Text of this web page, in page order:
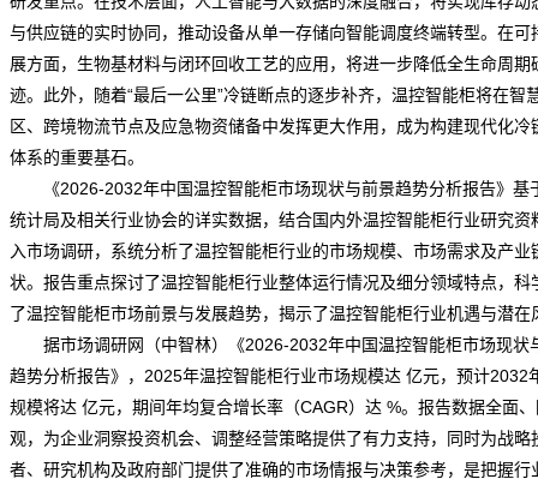
与供应链的实时协同，推动设备从单一存储向智能调度终端转型。在可
展方面，生物基材料与闭环回收工艺的应用，将进一步降低全生命周期
迹。此外，随着“最后一公里”冷链断点的逐步补齐，温控智能柜将在智
区、跨境物流节点及应急物资储备中发挥更大作用，成为构建现代化冷
体系的重要基石。
《2026-2032年中国温控智能柜市场现状与前景趋势分析报告》基
统计局及相关行业协会的详实数据，结合国内外温控智能柜行业研究资
入市场调研，系统分析了温控智能柜行业的市场规模、市场需求及产业
状。报告重点探讨了温控智能柜行业整体运行情况及细分领域特点，科
了温控智能柜市场前景与发展趋势，揭示了温控智能柜行业机遇与潜在
据市场调研网（中智林）《2026-2032年中国温控智能柜市场现状
趋势分析报告》，2025年温控智能柜行业市场规模达 亿元，预计2032
规模将达 亿元，期间年均复合增长率（CAGR）达 %。报告数据全面
观，为企业洞察投资机会、调整经营策略提供了有力支持，同时为战略
者、研究机构及政府部门提供了准确的市场情报与决策参考，是把握行